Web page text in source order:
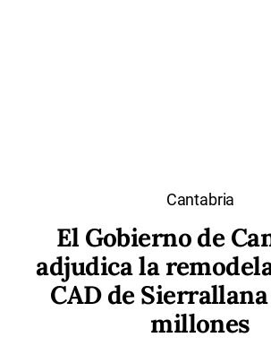
Cantabria
El Gobierno de
adjudica la
CAD de
millones